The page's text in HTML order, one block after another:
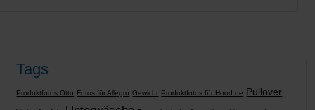
Tags
Produktfotos Otto Fotos für Allegro Gewicht Produktfotos für Hood.de Pullover